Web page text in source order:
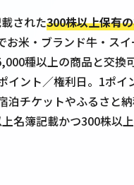
された300株以上保有
米・ブランド牛・ス
種以上の商品と交換
イント／権利日。1ポ
泊チケットやふるさと
名簿記載かつ300株以上